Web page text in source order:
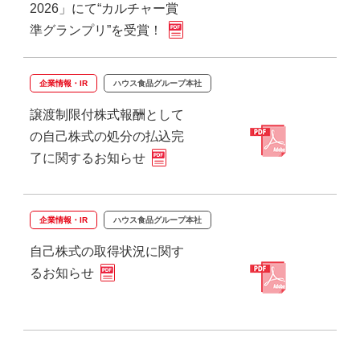
2026」にて“カルチャー賞
準グランプリ”を受賞！
企業情報・IR ハウス食品グループ本社
譲渡制限付株式報酬として
の自己株式の処分の払込完
了に関するお知らせ
企業情報・IR ハウス食品グループ本社
自己株式の取得状況に関す
るお知らせ